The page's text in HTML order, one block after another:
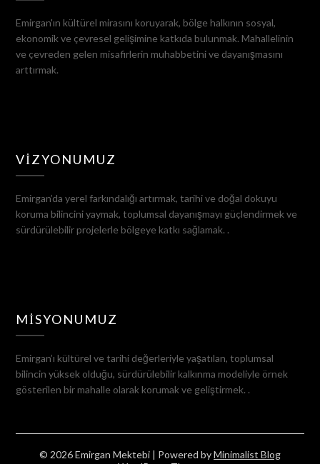
Emirgan'ın kültürel mirasını koruyarak, bölge halkının sosyal,
ekonomik ve çevresel gelişimine katkıda bulunmak. Mahallelinin
ve çevreden gelen misafirlerin muhabbetini ve dayanışmasını
arttırmak.
VIZYONUMUZ
Emirgan’da yerel farkındalığı artırmak, tarihi ve doğal dokuyu
koruma bilincini yaymak, toplumsal dayanışmayı güçlendirmek ve
sürdürülebilir projelerle bölgeye katkı sağlamak. .
MISYONUMUZ
Emirgan’ı kültürel ve tarihi değerleriyle yaşatılan, toplumsal
bilincin yüksek olduğu, sürdürülebilir kalkınma modeliyle örnek
gösterilen bir mahalle olarak korumak ve geliştirmek. .
© 2026 Emirgan Mektebi | Powered byMinimalist Blog